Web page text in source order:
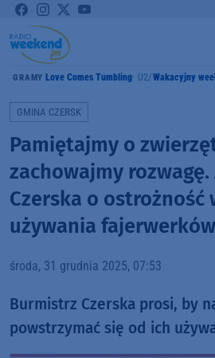
GRAMY Love Comes Tumbling U2 Wakacyjny
GMINA CZERSK
Pamiętajmy o
zachowajmy rozwagę.
Czerska o ostrożność
używania fajerwerków
środa, 31 grudnia 2025, 07:53
Burmistrz Czerska prosi, by
powstrzymać się od ich